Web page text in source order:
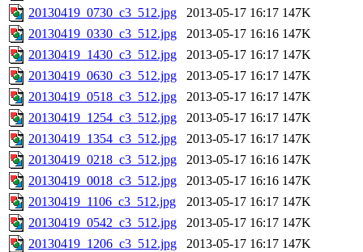
20130419_0730_c3_512.jpg
2013-05-17 16:17 147K
20130419_0330_c3_512.jpg
2013-05-17 16:16 147K
20130419_1430_c3_512.jpg
2013-05-17 16:17 147K
20130419_0630_c3_512.jpg
2013-05-17 16:17 147K
20130419_0518_c3_512.jpg
2013-05-17 16:17 147K
20130419_1254_c3_512.jpg
2013-05-17 16:17 147K
20130419_1354_c3_512.jpg
2013-05-17 16:17 147K
20130419_0218_c3_512.jpg
2013-05-17 16:16 147K
20130419_0018_c3_512.jpg
2013-05-17 16:16 147K
20130419_1106_c3_512.jpg
2013-05-17 16:17 147K
20130419_0542_c3_512.jpg
2013-05-17 16:17 147K
20130419_1206_c3_512.jpg
2013-05-17 16:17 147K